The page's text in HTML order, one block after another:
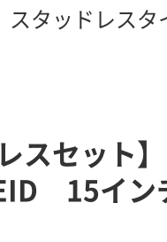
スタッドレス
レスセッ
15イン